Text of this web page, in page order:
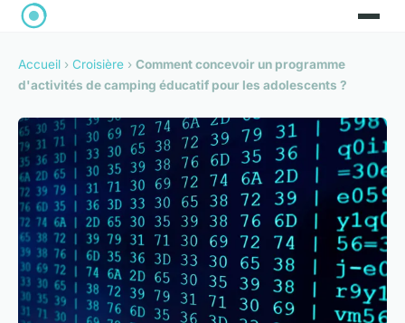
Accueil › Croisière › Comment concevoir un programme
d'activités de camping éducatif pour les adolescents ?